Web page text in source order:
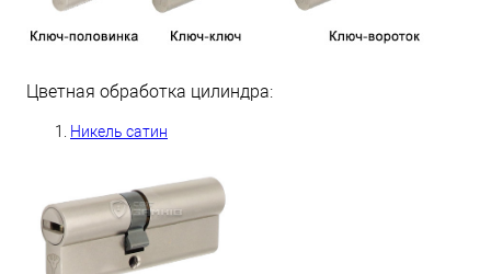
Цветная обработка цилиндра:
Никель сатин